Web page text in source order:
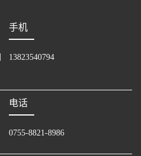
手机
13823540794
电话
0755-8821-8986